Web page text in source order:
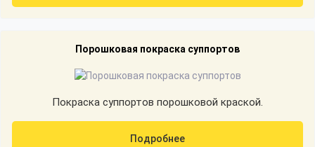
Порошковая покраска суппортов
Покраска суппортов порошковой краской.
Подробнее